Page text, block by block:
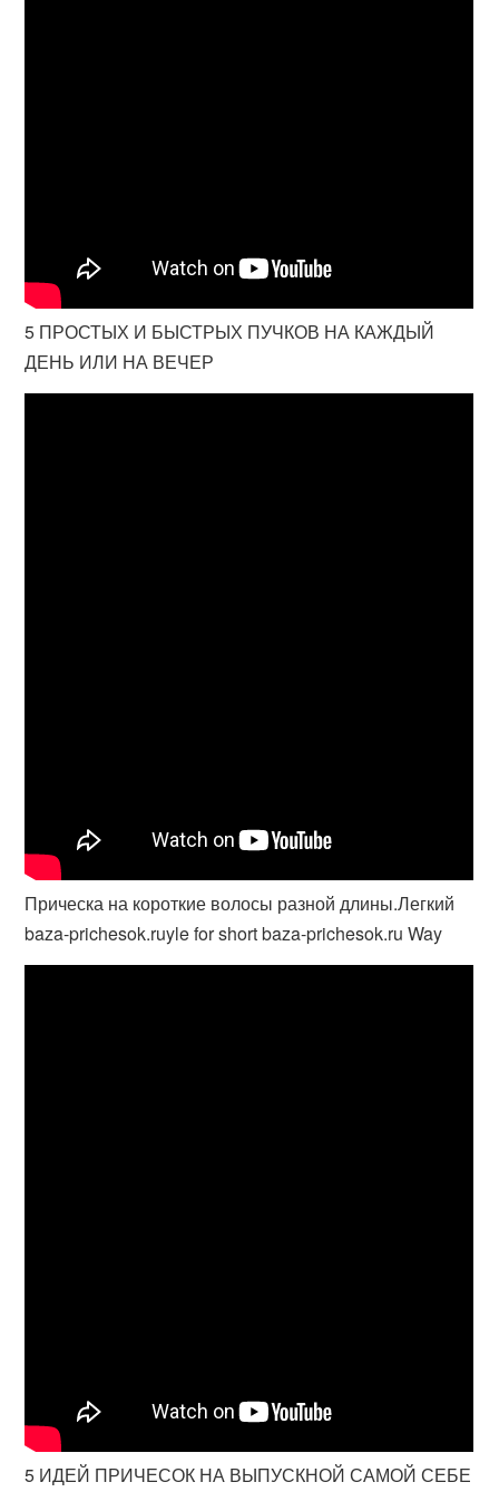
5 ПРОСТЫХ И БЫСТРЫХ ПУЧКОВ НА КАЖДЫЙ
ДЕНЬ ИЛИ НА ВЕЧЕР
Прическа на короткие волосы разной длины.Легкий
baza-prichesok.ruyle for short baza-prichesok.ru Way
5 ИДЕЙ ПРИЧЕСОК НА ВЫПУСКНОЙ САМОЙ СЕБЕ